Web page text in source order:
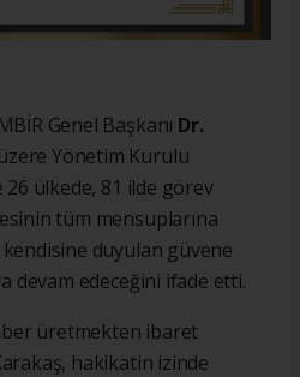
Genel Başkanı Dr.
Yönetim Kurulu
ülkede, 81 ilde görev
tüm mensuplarına
duyulan güvene
devam edeceğini ifade etti.
üretmekten ibaret
hakikatin izinde